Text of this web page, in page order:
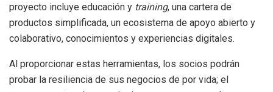
proyecto incluye educación y training, una cartera de
productos simplificada, un ecosistema de apoyo abierto y
colaborativo, conocimientos y experiencias digitales.
Al proporcionar estas herramientas, los socios podrán
probar la resiliencia de sus negocios de por vida; el